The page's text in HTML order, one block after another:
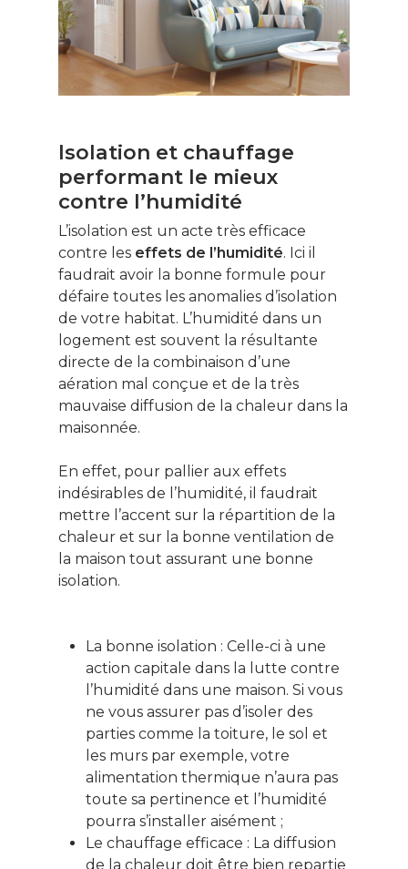
Isolation et chauffage
performant le mieux
contre l’humidité
L’isolation est un acte très efficace
contre les effets de l’humidité. Ici il
faudrait avoir la bonne formule pour
défaire toutes les anomalies d’isolation
de votre habitat. L’humidité dans un
logement est souvent la résultante
directe de la combinaison d’une
aération mal conçue et de la très
mauvaise diffusion de la chaleur dans la
maisonnée.
En effet, pour pallier aux effets
indésirables de l’humidité, il faudrait
mettre l’accent sur la répartition de la
chaleur et sur la bonne ventilation de
la maison tout assurant une bonne
isolation.
La bonne isolation : Celle-ci à une
action capitale dans la lutte contre
l’humidité dans une maison. Si vous
ne vous assurer pas d’isoler des
parties comme la toiture, le sol et
les murs par exemple, votre
alimentation thermique n’aura pas
toute sa pertinence et l’humidité
pourra s’installer aisément ;
Le chauffage efficace : La diffusion
de la chaleur doit être bien repartie